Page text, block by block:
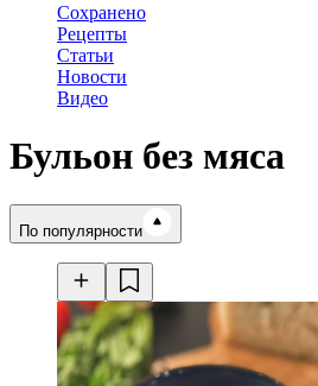
Сохранено
Рецепты
Статьи
Новости
Видео
Бульон без мяса
Время готовки
По популярности